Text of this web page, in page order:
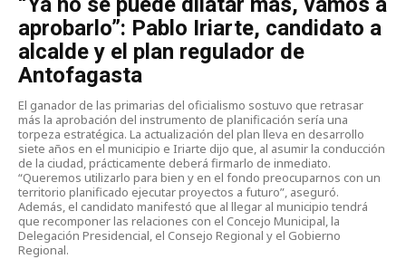
aprobarlo”: Pablo Iriarte, candidato a
alcalde y el plan regulador de
Antofagasta
El ganador de las primarias del oficialismo sostuvo que retrasar
más la aprobación del instrumento de planificación sería una
torpeza estratégica. La actualización del plan lleva en desarrollo
siete años en el municipio e Iriarte dijo que, al asumir la conducción
de la ciudad, prácticamente deberá firmarlo de inmediato.
“Queremos utilizarlo para bien y en el fondo preocuparnos con un
territorio planificado ejecutar proyectos a futuro”, aseguró.
Además, el candidato manifestó que al llegar al municipio tendrá
que recomponer las relaciones con el Concejo Municipal, la
Delegación Presidencial, el Consejo Regional y el Gobierno
Regional.